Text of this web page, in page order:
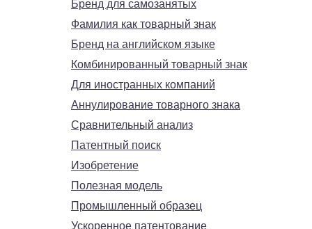
Бренд для самозанятых
Фамилия как товарный знак
Бренд на английском языке
Комбинированный товарный знак
Для иностранных компаний
Аннулирование товарного знака
Сравнительный анализ
Патентный поиск
Изобретение
Полезная модель
Промышленный образец